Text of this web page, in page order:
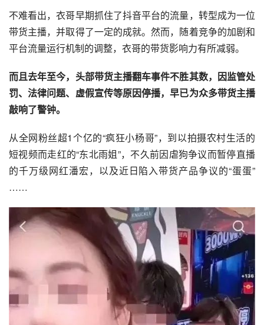
不难看出，衣哥早期抓住了抖音平台的流量，转型成为一位
带货主播，并取得了一定的成就。然而，随着竞争的加剧和
平台流量运行机制的调整，衣哥的带货影响力有所减弱。
而且去年至今，头部带货主播翻车事件不胜其数，因监管处
罚、法律问题、虚假宣传等原因停播，早已为众多带货主播
敲响了警钟。
从全网粉丝超1个亿的“疯狂小杨哥”，到以拍摄农村生活的
短视频而走红的“东北雨姐”，不久前因虐狗争议而暂停直播
的千万级网红潘宏，以及近日陷入带货产品争议的“蛋蛋”
……